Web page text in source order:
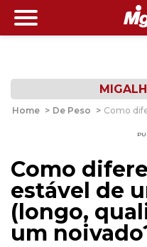
Home > De Peso > Como
Como
estável de
(longo,
um